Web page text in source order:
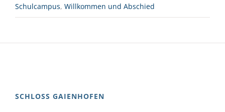
Schulcampus, Willkommen und Abschied
SCHLOSS GAIENHOFEN